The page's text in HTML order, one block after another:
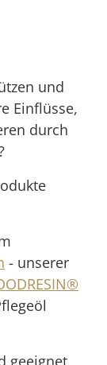
und
Einflüsse,
durch
- unserer
geeignet